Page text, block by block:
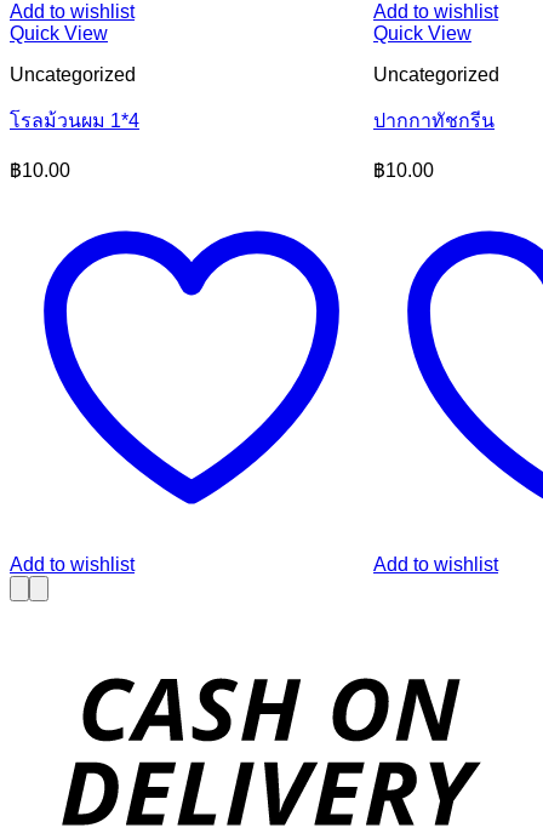
Add to wishlist
Quick View
Uncategorized
โรลม้วนผม 1*4
฿10.00
Add to wishlist
Add to wishlist
Quick View
Uncategorized
ปากกาทัชกรีน
฿10.00
Add to wishlist